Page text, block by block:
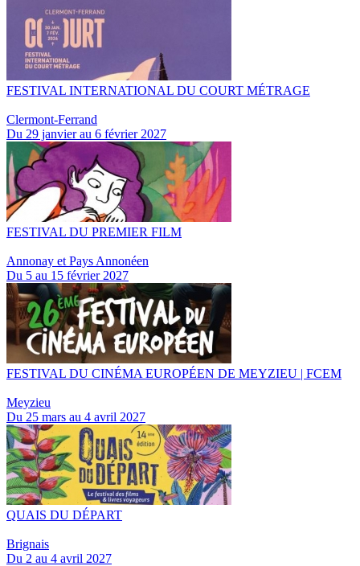
FESTIVAL INTERNATIONAL DU COURT MÉTRAGE
Clermont-Ferrand
Du 29 janvier au 6 février 2027
FESTIVAL DU PREMIER FILM
Annonay et Pays Annonéen
Du 5 au 15 février 2027
FESTIVAL DU CINÉMA EUROPÉEN DE MEYZIEU | FCEM
Meyzieu
Du 25 mars au 4 avril 2027
QUAIS DU DÉPART
Brignais
Du 2 au 4 avril 2027